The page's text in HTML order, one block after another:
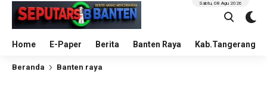
Home E-Paper Berita Banten Raya Kab.Tangerang
Sabtu, 08 Agu 2026
Beranda Banten raya